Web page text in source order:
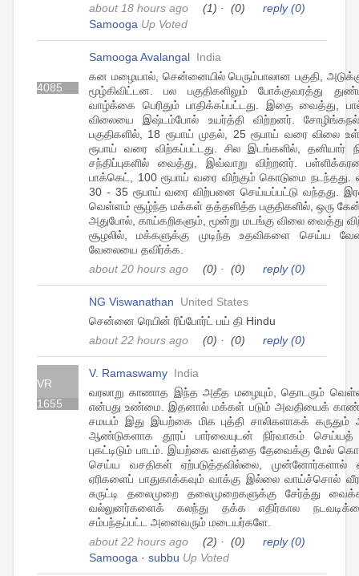
about 18 hours ago (1) · (0) reply (0)
Samooga Up Voted
Samooga Avalangal India
கன மழையால், சென்னையில் பெரும்பாலான பகுதி,
மூழ்கிவிட்டன. பல பகுதிகளிலும் போக்குவரத்து
வாழ்க்கை பெரிதும் பாதிக்கப்பட்டது. இதை வைத்து,
விலையை இஷ்டம்போல் உயர்த்தி விற்றனர்.
பகுதிகளில், 18 ரூபாய் முதல், 25 ரூபாய் வரை விலை
ரூபாய் வரை விற்கப்பட்டது. சில இடங்களில்,
சந்திப்புகளில் வைத்து, இவ்வாறு விற்றனர்.
பாக்கெட், 100 ரூபாய் வரை விற்கும் கொடுமை நடந்தது.
30 - 35 ரூபாய் வரை விற்பனை செய்யப்பட்டு வந்தது.
வெள்ளம் சூழ்ந்த மக்கள் தத்தளித்த பகுதிகளில், ஒரு
அதுபோல், காய்கறிகளும், மூன்று மடங்கு விலை வைத்து
சூழலில், மக்களுக்கு முடிந்த உதவிகளை செய்ய
வேலையை தவிர்க்க.
4085
about 20 hours ago (0) · (0) reply (0)
NG Viswanathan
United States
சென்னை ரெயின் ரிப்போர்ட் பய் தி Hindu
about 22 hours ago
(0) · (0) reply (0)
VR
V. Ramaswamy India
வரலாறு காணாத இந்த அதீத மழையும், தொடரும்
என்பது உண்மை. இதனால் மக்கள் படும் அவதியைக்
சமயம் இது இயற்கை மிக புத்தி சாலிகளாகக் கருதும்
ஆண்டுகளாக தூரப் பார்வையுடன் நிர்வாகம் செய்யத்
புகட்டிடும் பாடம். இயற்கை வளத்தை தேவைக்கு மேல்
செய்ய வசதிகள் ஏற்படுத்தவில்லை, முன்னோர்களால்
ஏரிகளைப் பாதுகாக்கவும் வாக்கு இல்லை வாய்ச்சொல்
சுருட்டி தலைமுறை தலைமுறைகளுக்கு சேர்த்து
வல்லுனர்களைக் கலந்து தக்க எதிர்கால
சம்பந்தப்பட்ட அனைவரும் மடையர்களே.
1655
about 22 hours ago (2) · (0) reply (0)
Samooga · subbu Up Voted